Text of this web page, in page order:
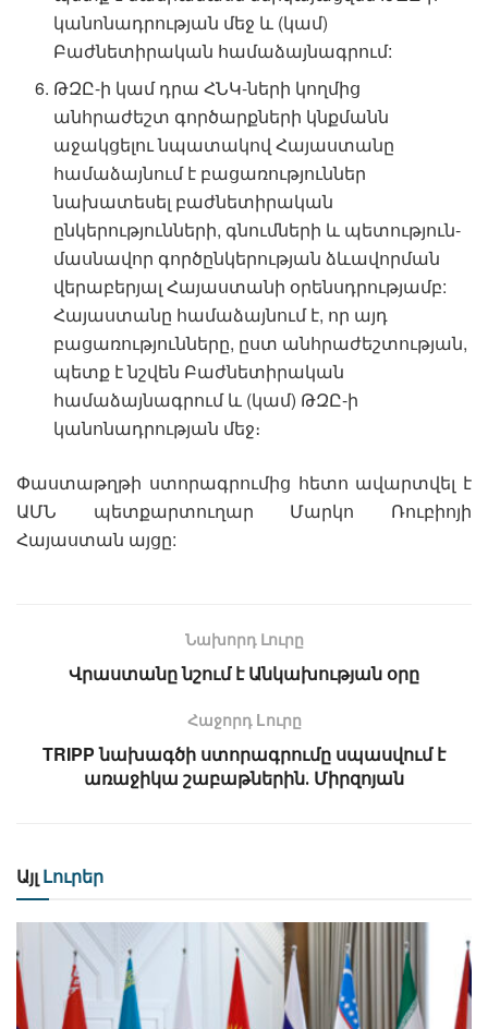
կանոնադրության մեջ և (կամ)
Բաժնետիրական համաձայնագրում:
ԹԶԸ-ի կամ դրա ՀՆԿ-ների կողմից
անհրաժեշտ գործարքների կնքմանն
աջակցելու նպատակով Հայաստանը
համաձայնում է բացառություններ
նախատեսել բաժնետիրական
ընկերությունների, գնումների և պետություն-
մասնավոր գործընկերության ձևավորման
վերաբերյալ Հայաստանի օրենսդրությամբ:
Հայաստանը համաձայնում է, որ այդ
բացառությունները, ըստ անհրաժեշտության,
պետք է նշվեն Բաժնետիրական
համաձայնագրում և (կամ) ԹԶԸ-ի
կանոնադրության մեջ։
Փաստաթղթի ստորագրումից հետո ավարտվել է
ԱՄՆ պետքարտուղար Մարկո Ռուբիոյի
Հայաստան այցը:
Նախորդ Լուրը
Վրաստանը նշում է Անկախության օրը
Հաջորդ Lուրը
TRIPP նախագծի ստորագրումը սպասվում է
առաջիկա շաբաթներին․ Միրզոյան
Այլ Լուրեր